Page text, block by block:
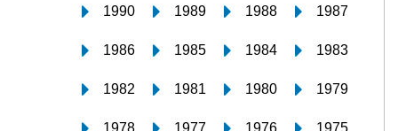
1990 1989 1988 1987
1986 1985 1984 1983
1982 1981 1980 1979
1978 1977 1976 1975